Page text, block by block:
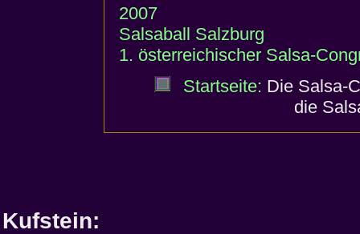
2007
Salsaball Salzburg
1. österreichischer Salsa-
Startseite: Die Salsa-
die
Kufstein: